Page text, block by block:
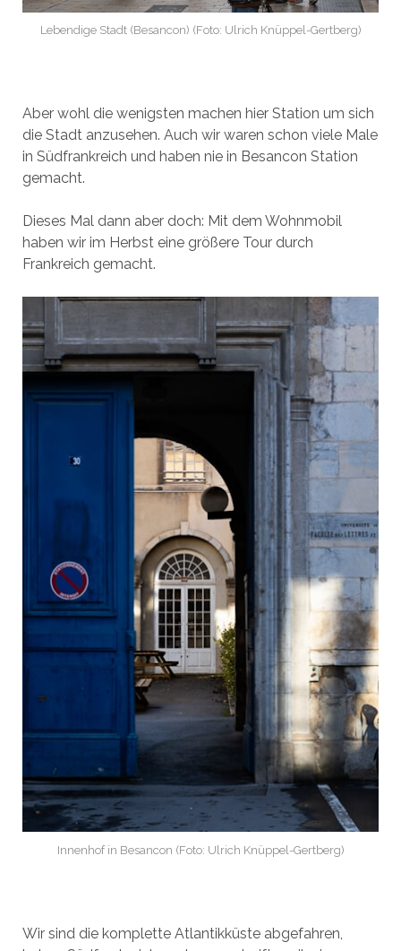
Lebendige Stadt (Besancon) (Foto: Ulrich Knüppel-Gertberg)
Aber wohl die wenigsten machen hier Station um sich
die Stadt anzusehen. Auch wir waren schon viele Male
in Südfrankreich und haben nie in Besancon Station
gemacht.
Dieses Mal dann aber doch: Mit dem Wohnmobil
haben wir im Herbst eine größere Tour durch
Frankreich gemacht.
Innenhof in Besancon (Foto: Ulrich Knüppel-Gertberg)
Wir sind die komplette Atlantikküste abgefahren,